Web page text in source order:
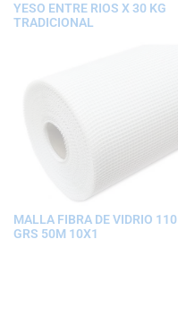
YESO ENTRE RIOS X 30 KG
TRADICIONAL
MALLA FIBRA DE VIDRIO 110
GRS 50M 10X1